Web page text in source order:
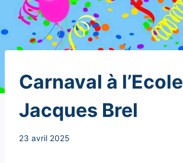
NON
CLASSÉ
Carnaval à l’Ecole
Jacques Brel
Par
23 avril 2025